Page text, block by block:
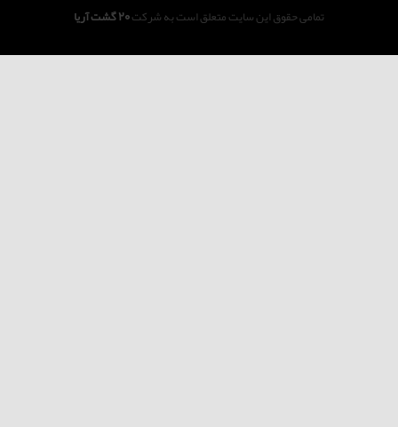
تمامی حقوق این سایت متعلق است به شرکت20 گشت آریا